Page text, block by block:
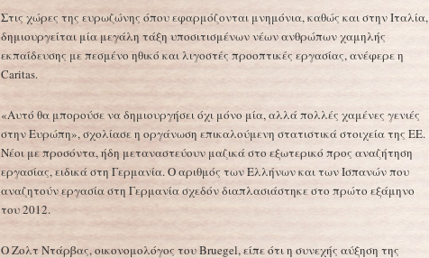
Στις χώρες της ευρωζώνης όπου εφαρμόζονται μνημόνια, καθώς και στην Ιταλία,
δημιουργείται μία μεγάλη τάξη υποσιτισμένων νέων ανθρώπων χαμηλής
εκπαίδευσης με πεσμένο ηθικό και λιγοστές προοπτικές εργασίας, ανέφερε η
Caritas.
«Αυτό θα μπορούσε να δημιουργήσει όχι μόνο μία, αλλά πολλές χαμένες γενιές
στην Ευρώπη», σχολίασε η οργάνωση επικαλούμενη στατιστικά στοιχεία της ΕΕ.
Νέοι με προσόντα, ήδη μεταναστεύουν μαζικά στο εξωτερικό προς αναζήτηση
εργασίας, ειδικά στη Γερμανία. Ο αριθμός των Ελλήνων και των Ισπανών που
αναζητούν εργασία στη Γερμανία σχεδόν διαπλασιάστηκε στο πρώτο εξάμηνο
του 2012.
Ο Ζολτ Ντάρβας, οικονομολόγος του Bruegel, είπε ότι η συνεχής αύξηση της